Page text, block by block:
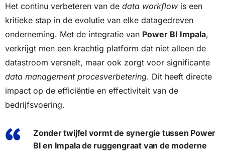
Het continu verbeteren van de data workflow is een
kritieke stap in de evolutie van elke datagedreven
onderneming. Met de integratie van Power BI Impala,
verkrijgt men een krachtig platform dat niet alleen de
datastroom versnelt, maar ook zorgt voor significante
data management procesverbetering. Dit heeft directe
impact op de efficiëntie en effectiviteit van de
bedrijfsvoering.
Zonder twijfel vormt de synergie tussen Power
BI en Impala de ruggengraat van de moderne